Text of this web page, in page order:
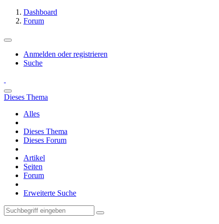
Dashboard
Forum
Anmelden oder registrieren
Suche
Dieses Thema
Alles
Dieses Thema
Dieses Forum
Artikel
Seiten
Forum
Erweiterte Suche